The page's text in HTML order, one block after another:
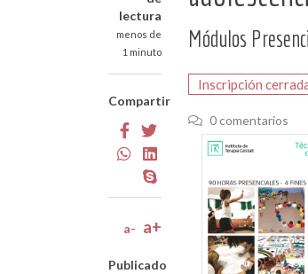
lectura
menos de
1 minuto
Compartir
a- a+
Publicado
Módulos
0 comentarios